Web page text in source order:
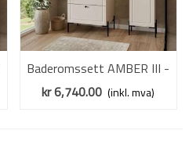
Baderomssett AMBER III -
cashmere - 2 deler - metall
kr 6,740.00 (inkl. mva)